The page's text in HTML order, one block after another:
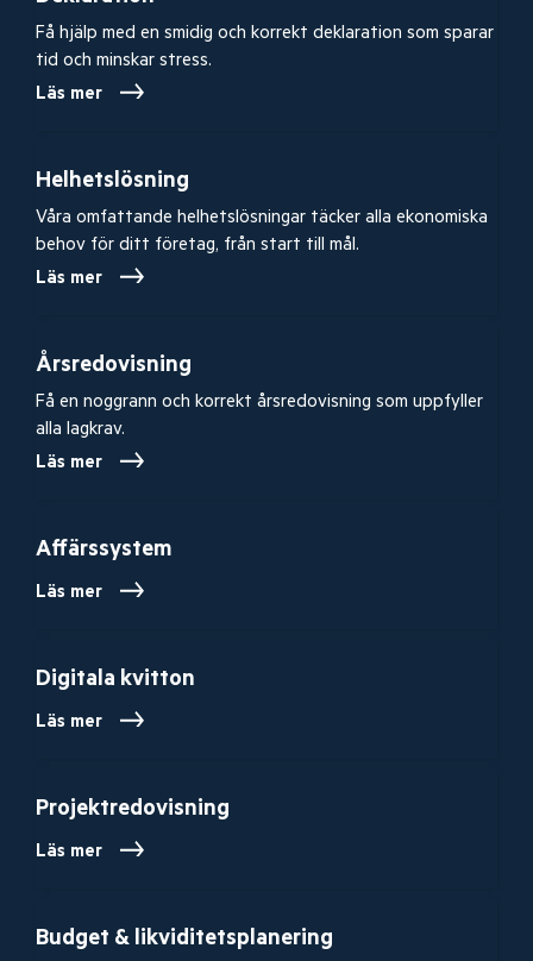
Få hjälp med en smidig och korrekt deklaration som sparar
tid och minskar stress.
Läs mer
Helhetslösning
Våra omfattande helhetslösningar täcker alla ekonomiska
behov för ditt företag, från start till mål.
Läs mer
Årsredovisning
Få en noggrann och korrekt årsredovisning som uppfyller
alla lagkrav.
Läs mer
Affärssystem
Läs mer
Digitala kvitton
Läs mer
Projektredovisning
Läs mer
Budget & likviditetsplanering